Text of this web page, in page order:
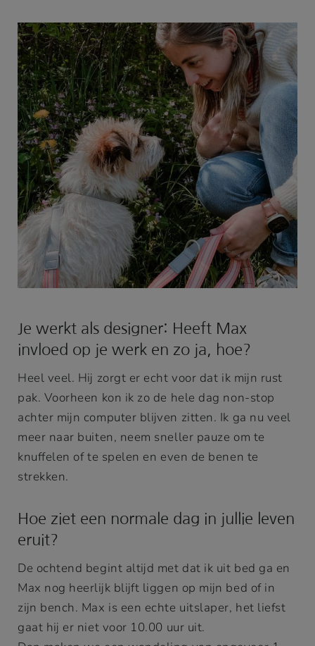
Je werkt als designer: Heeft Max
invloed op je werk en zo ja, hoe?
Heel veel. Hij zorgt er echt voor dat ik mijn rust
pak. Voorheen kon ik zo de hele dag non-stop
achter mijn computer blijven zitten. Ik ga nu veel
meer naar buiten, neem sneller pauze om te
knuffelen of te spelen en even de benen te
strekken.
Hoe ziet een normale dag in jullie leven
eruit?
De ochtend begint altijd met dat ik uit bed ga en
Max nog heerlijk blijft liggen op mijn bed of in
zijn bench. Max is een echte uitslaper, het liefst
gaat hij er niet voor 10.00 uur uit.